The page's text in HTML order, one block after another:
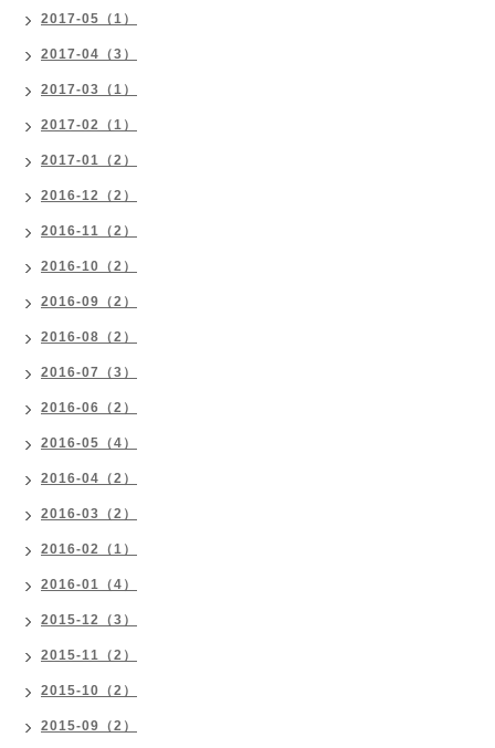
2017-05（1）
2017-04（3）
2017-03（1）
2017-02（1）
2017-01（2）
2016-12（2）
2016-11（2）
2016-10（2）
2016-09（2）
2016-08（2）
2016-07（3）
2016-06（2）
2016-05（4）
2016-04（2）
2016-03（2）
2016-02（1）
2016-01（4）
2015-12（3）
2015-11（2）
2015-10（2）
2015-09（2）